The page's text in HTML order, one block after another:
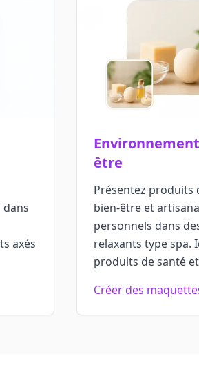
axés
être
Présentez produits
bien-être et
personnels dans
relaxants type spa.
produits de santé
Créer des